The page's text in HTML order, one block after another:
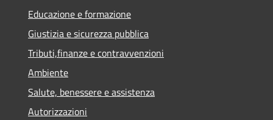
Educazione e formazione
Giustizia e sicurezza pubblica
Tributi,finanze e contravvenzioni
Ambiente
Salute, benessere e assistenza
Autorizzazioni